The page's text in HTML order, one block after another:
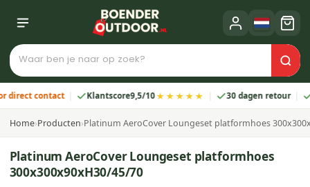
contact Klantscore9,5/10★★★★★ 30 dagen retour 2
Home›Producten›Platinum AeroCover Loungeset platformhoes
Platinum AeroCover Loungeset platformhoes
300x300x90xH30/45/70